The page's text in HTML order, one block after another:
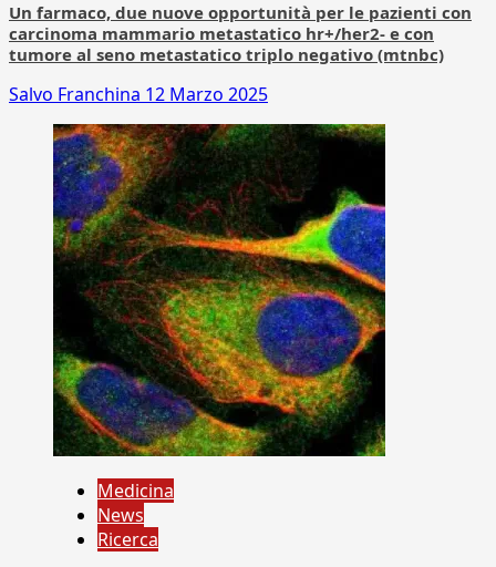
Un farmaco, due nuove opportunità per le pazienti con
carcinoma mammario metastatico hr+/her2- e con
tumore al seno metastatico triplo negativo (mtnbc)
Salvo Franchina 12 Marzo 2025
Medicina
News
Ricerca